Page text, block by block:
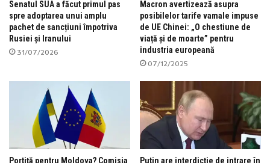
Senatul SUA a făcut primul pas
spre adoptarea unui amplu
pachet de sancțiuni împotriva
Rusiei și Iranului
31/07/2026
Macron avertizează asupra
posibilelor tarife vamale impuse
de UE Chinei: „O chestiune de
viață și de moarte” pentru
industria europeană
07/12/2025
Portiță pentru Moldova? Comisia Putin are interdicție de intrare în